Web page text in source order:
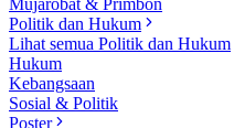
Mujarobat & Primbon
Politik dan Hukum
Lihat semua Politik dan Hukum
Hukum
Kebangsaan
Sosial & Politik
Poster